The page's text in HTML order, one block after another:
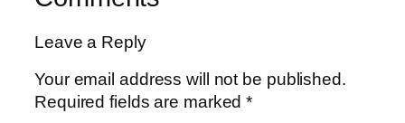
Leave a Reply
Your email address will not be published.
Required fields are marked*